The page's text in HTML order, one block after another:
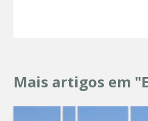
Mais artigos em